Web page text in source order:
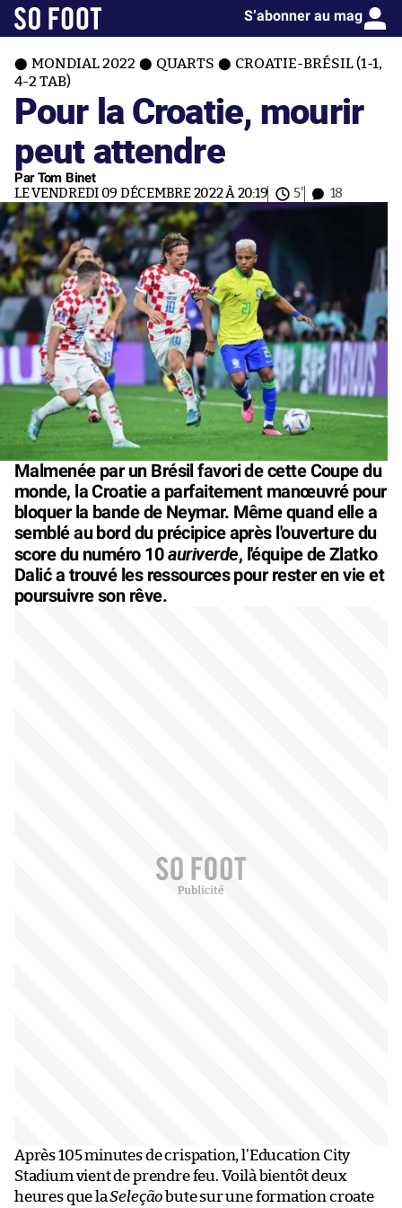
S’abonner au mag
MONDIAL 2022 QUARTS
CROATIE-BRÉSIL (1-1,
4-2 TAB)
Pour la Croatie, mourir
peut attendre
Par Tom Binet
LE VENDREDI 09 DÉCEMBRE 2022 À 20:19 5' 18
Malmenée par un Brésil favori de cette Coupe du
monde, la Croatie a parfaitement manœuvré pour
bloquer la bande de Neymar. Même quand elle a
semblé au bord du précipice après l'ouverture du
score du numéro 10auriverde, l'équipe de Zlatko
Dalić a trouvé les ressources pour rester en vie et
poursuivre son rêve.
Après 105 minutes de crispation, l’Education City
Stadium vient de prendre feu. Voilà bientôt deux
heures que laSeleçãobute sur une formation croate